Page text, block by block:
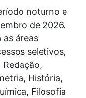
noturno e
de 2026.
as áreas
seletivos,
História,
Filosofia